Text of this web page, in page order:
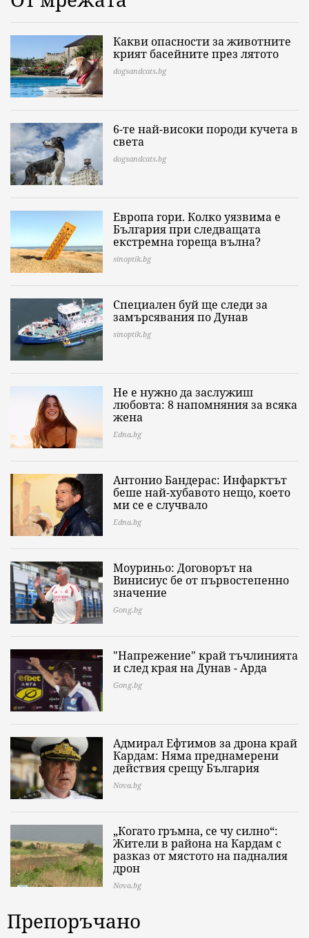
Какви опасности за животните
крият басейните през лятото
dogsandcats.bg
6-те най-високи породи кучета в
света
dogsandcats.bg
Европа гори. Колко уязвима е
България при следващата
екстремна гореща вълна?
sinoptik.bg
Специален буй ще следи за
замърсявания по Дунав
sinoptik.bg
Не е нужно да заслужиш
любовта: 8 напомняния за всяка
жена
Edna.bg
Антонио Бандерас: Инфарктът
беше най-хубавото нещо, което
ми се е случвало
Edna.bg
Моуриньо: Договорът на
Винисиус бе от първостепенно
значение
Gong.bg
"Напрежение" край тъчлинията
и след края на Дунав - Арда
Gong.bg
Адмирал Ефтимов за дрона край
Кардам: Няма преднамерени
действия срещу България
Nova.bg
„Когато гръмна, се чу силно“:
Жители в района на Кардам с
разказ от мястото на падналия
дрон
Nova.bg
Препоръчано